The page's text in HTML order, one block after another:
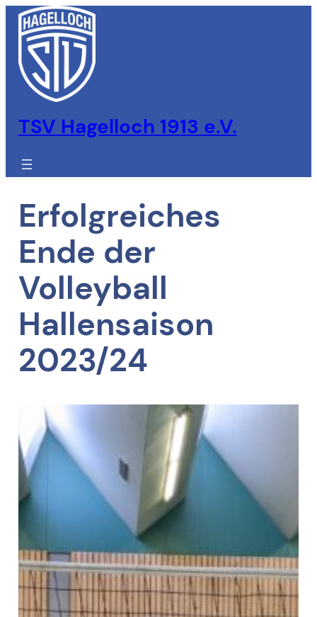
Zum
Inhalt
springen
TSV Hagelloch 1913 e.V.
Erfolgreiches
Ende der
Volleyball
Hallensaison
2023/24